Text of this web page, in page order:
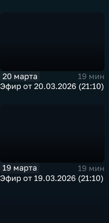
20 марта
19 мин
Эфир от 20.03.2026 (21:10)
19 марта
19 мин
Эфир от 19.03.2026 (21:10)